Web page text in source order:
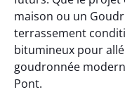
maison ou un
terrassement
bitumineux pour
goudronnée
Pont.